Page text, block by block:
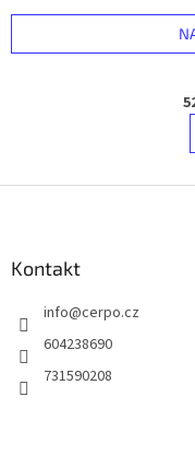
Kontakt
info@cerpo.cz
604238690
731590208